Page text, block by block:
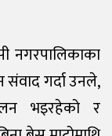
नगरपालिकाका
संवाद गर्दा उनले,
भइरहेको र